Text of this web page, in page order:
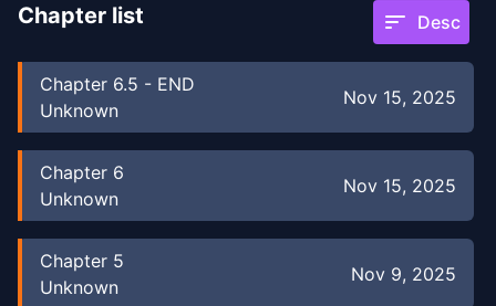
Chapter list sort Desc
Chapter 6.5 - END
Unknown
Nov 15, 2025
Chapter 6
Unknown
Nov 15, 2025
Chapter 5
Unknown
Nov 9, 2025